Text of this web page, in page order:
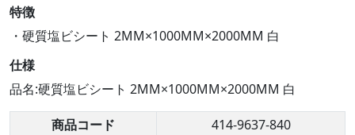
特徴
・硬質塩ビシート 2MM×1000MM×2000MM 白
仕様
品名:硬質塩ビシート 2MM×1000MM×2000MM 白
商品コード
414-9637-840